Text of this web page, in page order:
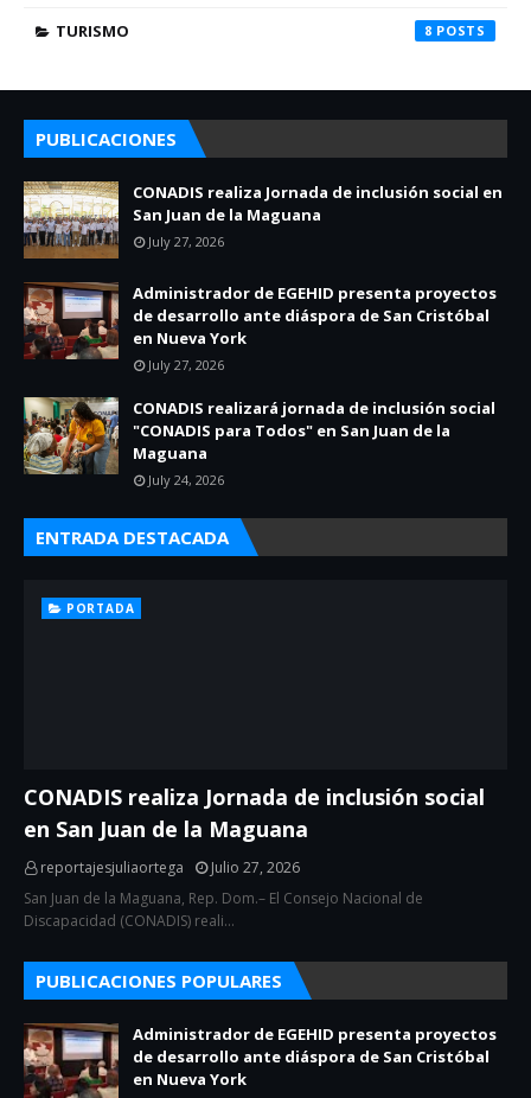
TURISMO 8
PUBLICACIONES
CONADIS realiza Jornada de inclusión social en
San Juan de la Maguana
July 27, 2026
Administrador de EGEHID presenta proyectos
de desarrollo ante diáspora de San Cristóbal
en Nueva York
July 27, 2026
CONADIS realizará jornada de inclusión social
"CONADIS para Todos" en San Juan de la
Maguana
July 24, 2026
ENTRADA DESTACADA
PORTADA
CONADIS realiza Jornada de inclusión social
en San Juan de la Maguana
reportajesjuliaortega
Julio 27, 2026
San Juan de la Maguana, Rep. Dom.– El Consejo Nacional de
Discapacidad (CONADIS) reali…
PUBLICACIONES POPULARES
Administrador de EGEHID presenta proyectos
de desarrollo ante diáspora de San Cristóbal
en Nueva York